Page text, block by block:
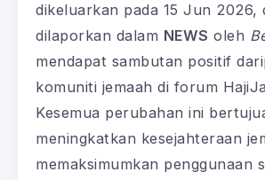
dikeluarkan pada 15 Jun 2026,
dilaporkan dalam NEWS oleh
mendapat sambutan positif
komuniti jemaah di forum
Kesemua perubahan ini
meningkatkan kesejahteraan
memaksimumkan penggunaan